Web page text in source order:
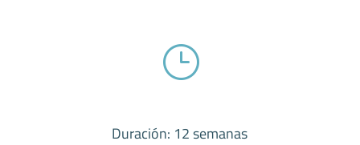
}
Duración: 12 semanas